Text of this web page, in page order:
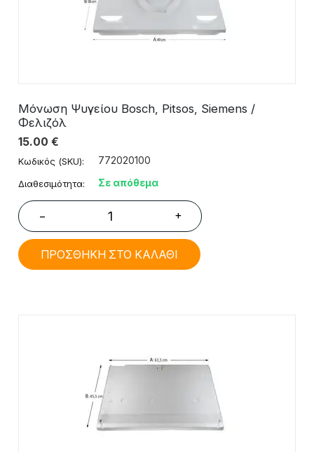
Μόνωση Ψυγείου Bosch, Pitsos, Siemens /
Φελιζόλ
15.00 €
Κωδικός (SKU): 772020100
Διαθεσιμότητα: Σε απόθεμα
− +
ΠΡΟΣΘΗΚΗ ΣΤΟ ΚΑΛΑΘΙ